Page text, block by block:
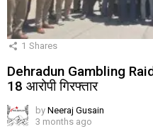
1 Shares
Dehradun Gambling
18 आरोपी गिरफ्तार
by Neeraj Gusain
3 months ago